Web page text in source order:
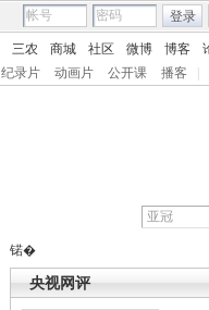
登录
三农 商城 社区 微博 博客
纪录片 动画片 公开课 播客
锘�
央视网评